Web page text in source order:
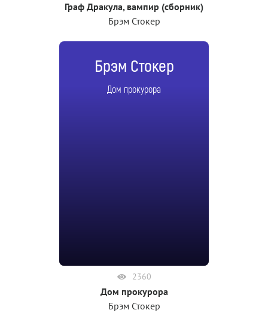
Граф Дракула, вампир (сборник)
Брэм Стокер
Брэм Стокер
Дом прокурора
2360
Дом прокурора
Брэм Стокер